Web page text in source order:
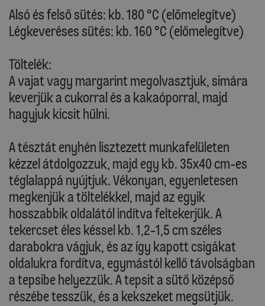
Alsó és felső sütés: kb. 180 °C (előmelegítve)
Légkeveréses sütés: kb. 160 °C (előmelegítve)
Töltelék:
A vajat vagy margarint megolvasztjuk, simára
keverjük a cukorral és a kakaóporral, majd
hagyjuk kicsit hűlni.
A tésztát enyhén lisztezett munkafelületen
kézzel átdolgozzuk, majd egy kb. 35x40 cm-es
téglalappá nyújtjuk. Vékonyan, egyenletesen
megkenjük a töltelékkel, majd az egyik
hosszabbik oldalától indítva feltekerjük. A
tekercset éles késsel kb. 1,2-1,5 cm széles
darabokra vágjuk, és az így kapott csigákat
oldalukra fordítva, egymástól kellő távolságban
a tepsibe helyezzük. A tepsit a sütő középső
részébe tesszük, és a kekszeket megsütjük.